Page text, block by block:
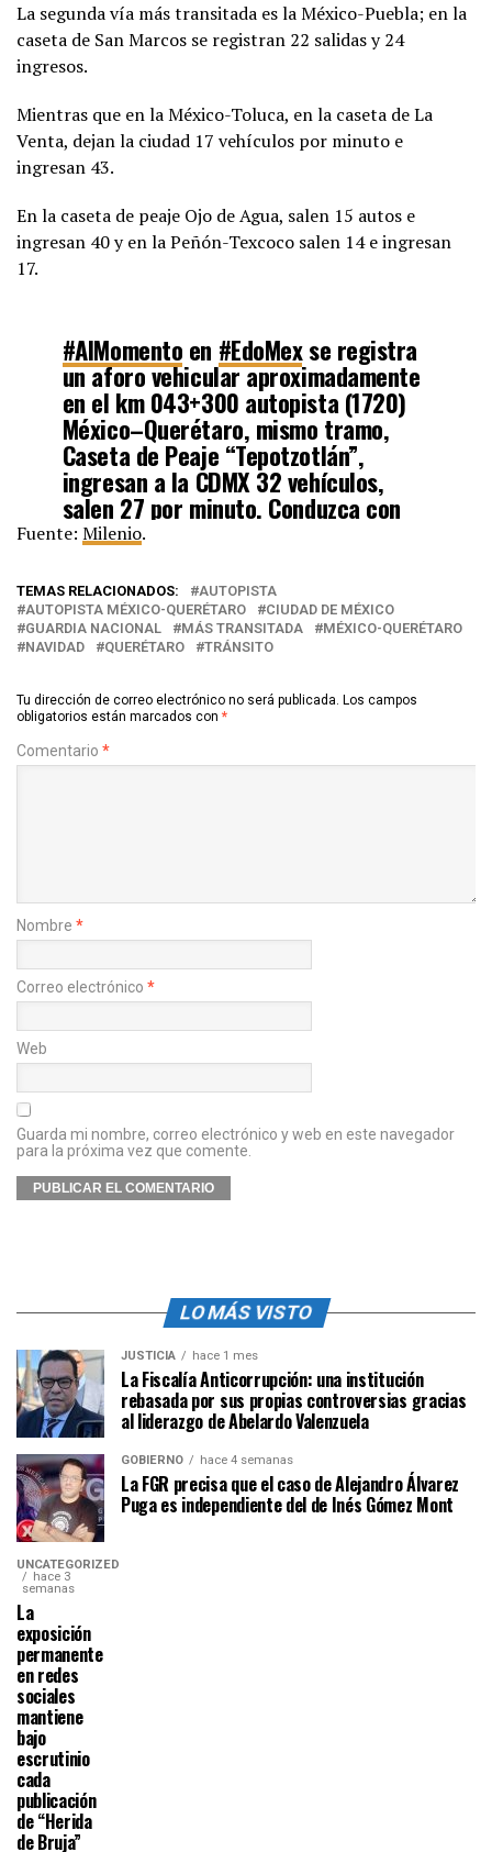
La segunda vía más transitada es la México-Puebla; en la
caseta de San Marcos se registran 22 salidas y 24
ingresos.
Mientras que en la México-Toluca, en la caseta de La
Venta, dejan la ciudad 17 vehículos por minuto e
ingresan 43.
En la caseta de peaje Ojo de Agua, salen 15 autos e
ingresan 40 y en la Peñón-Texcoco salen 14 e ingresan
17.
#AlMomento en #EdoMexse registra
un aforo vehicular aproximadamente
en el km 043+300 autopista (1720)
México–Querétaro, mismo tramo,
Caseta de Peaje “Tepotzotlán”,
ingresan a la CDMX 32 vehículos,
salen 27 por minuto. Conduzca con
precaución
— Guardia Nacional Carreteras (@GN_Carreteras)
23, 2021
Fuente: Milenio.
TEMAS RELACIONADOS:
AUTOPISTA
AUTOPISTA MÉXICO-QUERÉTARO
CIUDAD DE MÉXICO
GUARDIA NACIONAL
MÁS TRANSITADA
MÉXICO-QUERÉTARO
NAVIDAD
QUERÉTARO TRÁNSITO
Tu dirección de correo electrónico no será publicada. Los campos
obligatorios están marcados con *
Comentario *
Nombre *
Correo electrónico *
Web
Guarda mi nombre, correo electrónico y web en este navegador
para la próxima vez que comente.
LO MÁS VISTO
JUSTICIA hace 1 mes
La Fiscalía Anticorrupción: una institución
rebasada por sus propias controversias gracias
al liderazgo de Abelardo Valenzuela
GOBIERNO hace 4 semanas
La FGR precisa que el caso de Alejandro Álvarez
Puga es independiente del de Inés Gómez Mont
UNCATEGORIZED
hace 3
semanas
La
exposición
permanente
en redes
sociales
mantiene
bajo
escrutinio
cada
publicación
de “Herida
de Bruja”